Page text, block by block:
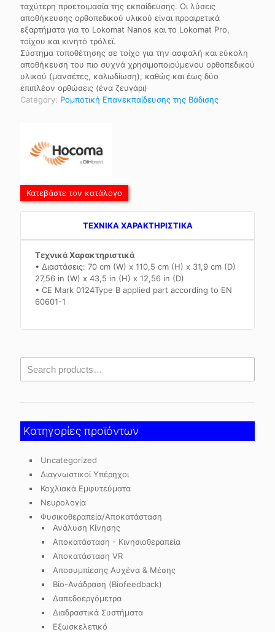
ταχύτερη προετοιμασία της εκπαίδευσης. Οι λύσεις
αποθήκευσης ορθοπεδικού υλικού είναι προαιρετικά
εξαρτήματα για το Lokomat Nanos και το Lokomat Pro,
τοίχου και κινητό τρόλεϊ.
Σύστημα τοποθέτησης σε τοίχο για την ασφαλή και εύκολη
αποθήκευση του πιο συχνά χρησιμοποιούμενου ορθοπεδικού
υλικού (μανσέτες, καλωδίωση), καθώς και έως δύο
επιπλέον ορθώσεις (ένα ζευγάρι)
Category: Ρομποτική Επανεκπαίδευσης της Βάδισης
Κατεβάστε τον κατάλογο
TEXNIKA ΧΑΡΑΚΤΗΡΙΣΤΙΚΑ
Τεχνικά Χαρακτηριστικά
• Διαστάσεις: 70 cm (W) x 110,5 cm (H) x 31,9 cm (D)
27,56 in (W) x 43,5 in (H) x 12,56 in (D)
• CE Mark 0124Type B applied part according to EN
60601-1
Κατηγορίες προϊόντων
Uncategorized
Διαγνωστικοί Υπέρηχοι
Κοχλιακά Εμφυτεύματα
Νευρολογία
Φυσικοθεραπεία/Αποκατάσταση
Ανάλυση Κίνησης
Αποκατάσταση - Κινησιοθεραπεία
Αποκατάσταση VR
Αποσυμπίεσης Αυχένα & Μέσης
Βίο-Ανάδραση (Biofeedback)
Δαπεδοεργόμετρα
Διαδραστικά Συστήματα
Εξωσκελετικό